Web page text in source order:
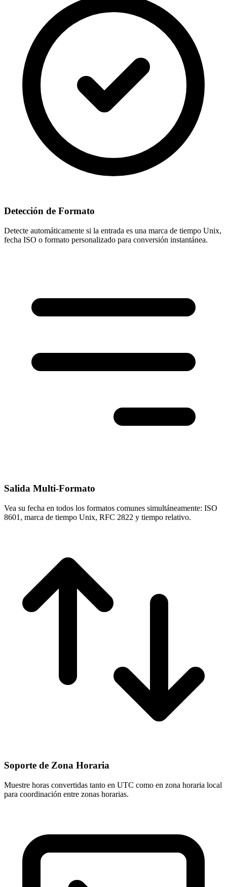
Detección de Formato
Detecte automáticamente si la entrada es una marca de tiempo Unix,
fecha ISO o formato personalizado para conversión instantánea.
Salida Multi-Formato
Vea su fecha en todos los formatos comunes simultáneamente: ISO
8601, marca de tiempo Unix, RFC 2822 y tiempo relativo.
Soporte de Zona Horaria
Muestre horas convertidas tanto en UTC como en zona horaria local
para coordinación entre zonas horarias.